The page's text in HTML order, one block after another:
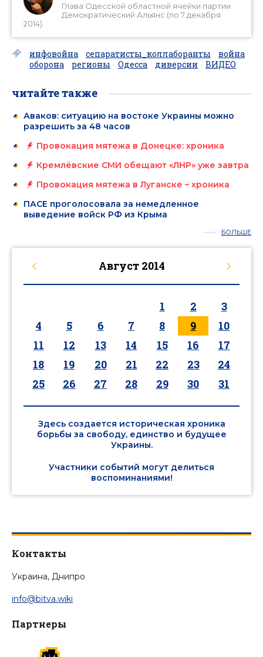
Глава Одесской областной ячейки партии
Демократический Альянс (по 7 декабря
2014).
инфовойна сепаратисты_коллаборанты
война
оборона
регионы Одесса диверсии ВИДЕО
читайте также
Аваков: ситуацию на востоке Украины можно
разрешить за 48 часов
Провокация мятежа в Донецке: хроника
Кремлёвские СМИ обещают «ЛНР» уже завтра
Провокация мятежа в Луганске – хроника
ПАСЕ проголосовала за немедленное
выведение войск РФ из Крыма
БОЛЬШЕ
Август 2014
1 2
3
4
5 6 7 8 9
10
11
12 13 14 15 16
17
18
19 20 21 22 23
24
25
26 27 28 29 30 31
Здесь создается историческая хроника
борьбы за свободу, единство и будущее
Украины.
Участники событий могут делиться
воспоминаниями!
Контакты
Украина, Днипро
info@bitva.wiki
Партнеры